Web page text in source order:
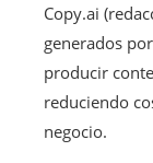
Copy.ai
generados
producir
reduciendo
negocio.